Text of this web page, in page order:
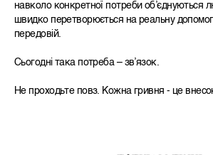
навколо конкретної потреби об’єднуються
швидко перетворюється на реальну
передовій.
Сьогодні така потреба – зв’язок.
Не проходьте повз. Кожна гривня - це